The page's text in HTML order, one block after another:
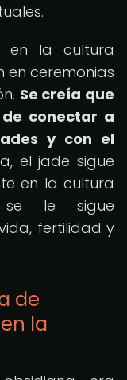
en la cultura
ceremonias
Se creía que
conectar a
y con el
el jade sigue
en la cultura
se le sigue
fertilidad y
de
la